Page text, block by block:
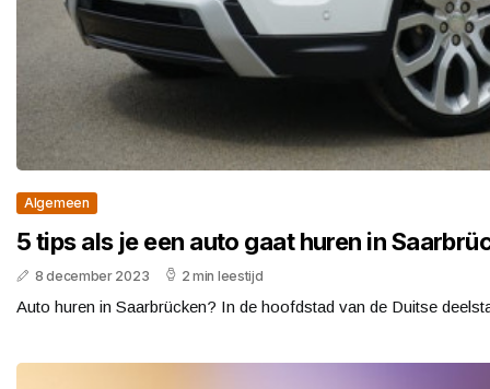
Algemeen
5 tips als je een auto gaat huren in
8 december 2023 2 min leestijd
Auto huren in Saarbrücken? In de hoofdstad van de Duitse